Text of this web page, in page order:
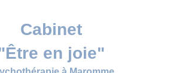
Cabinet
en joie"